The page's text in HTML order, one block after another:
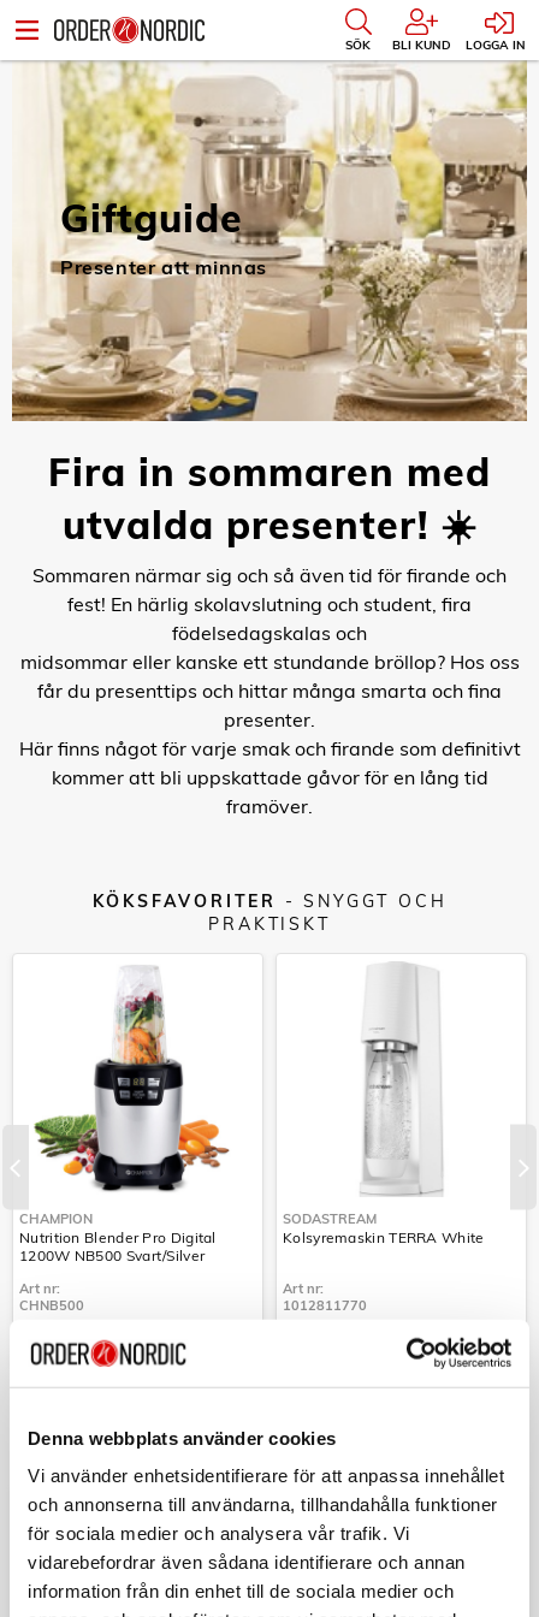
Denna webbplats använder cookies
Vi använder enhetsidentifierare för att anpassa innehållet
och annonserna till användarna, tillhandahålla funktioner
för sociala medier och analysera vår trafik. Vi
vidarebefordrar även sådana identifierare och annan
information från din enhet till de sociala medier och
SÖK BLI KUND LOGGA IN
Giftguide
Presenter att minnas
Fira in sommaren med
utvalda presenter! ☀️
Sommaren närmar sig och så även tid för firande och
fest! En härlig skolavslutning och student, fira
födelsedagskalas och
midsommar eller kanske ett stundande bröllop? Hos oss
får du presenttips och hittar många smarta och fina
presenter.
Här finns något för varje smak och firande som definitivt
kommer att bli uppskattade gåvor för en lång tid
framöver.
KÖKSFAVORITER
- SNYGGT OCH
PRAKTISKT
CHAMPION
Nutrition Blender Pro Digital
1200W NB500 Svart/Silver
Art nr:
CHNB500
Tillv. art. nr:
CHNB500
Rek: 1 299,00 kr
SODASTREAM
Kolsyremaskin TERRA White
Art nr:
1012811770
Rek: 999,00 kr
TEKNIK- ROLIGT OCH SMART HEMMA